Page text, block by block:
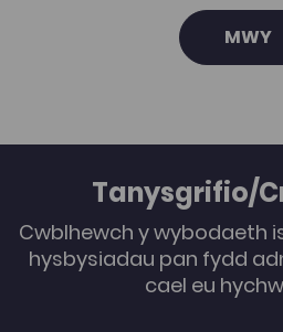
MWY
Tanysgrifio/
Cwblhewch y wybodaeth
hysbysiadau pan fydd
cael eu